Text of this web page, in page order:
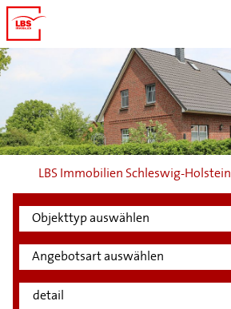
LBS Immobilien Schleswig-Holstein